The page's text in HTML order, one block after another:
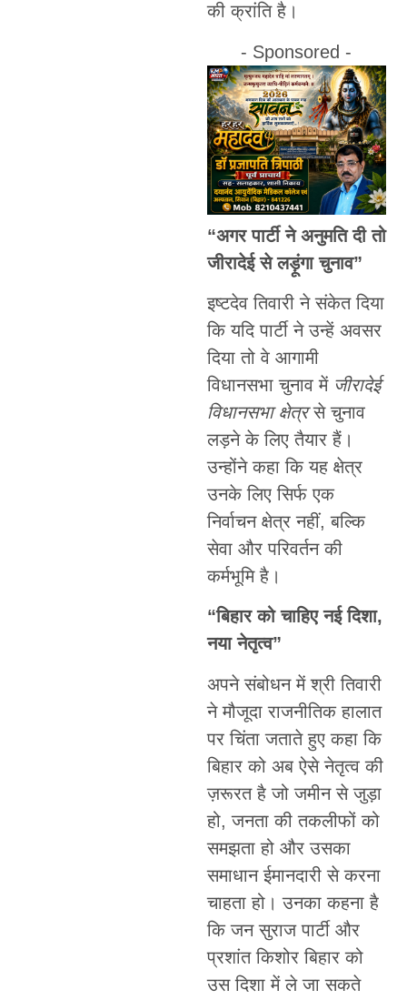
की क्रांति है।
- Sponsored -
“अगर पार्टी ने अनुमति दी तो
जीरादेई से लड़ूंगा चुनाव”
इष्टदेव तिवारी ने संकेत दिया
कि यदि पार्टी ने उन्हें अवसर
दिया तो वे आगामी
विधानसभा चुनाव में जीरादेई
विधानसभा क्षेत्रसे चुनाव
लड़ने के लिए तैयार हैं।
उन्होंने कहा कि यह क्षेत्र
उनके लिए सिर्फ एक
निर्वाचन क्षेत्र नहीं, बल्कि
सेवा और परिवर्तन की
कर्मभूमि है।
“बिहार को चाहिए नई दिशा,
नया नेतृत्व”
अपने संबोधन में श्री तिवारी
ने मौजूदा राजनीतिक हालात
पर चिंता जताते हुए कहा कि
बिहार को अब ऐसे नेतृत्व की
ज़रूरत है जो जमीन से जुड़ा
हो, जनता की तकलीफों को
समझता हो और उसका
समाधान ईमानदारी से करना
चाहता हो। उनका कहना है
कि जन सुराज पार्टी और
प्रशांत किशोर बिहार को
उस दिशा में ले जा सकते